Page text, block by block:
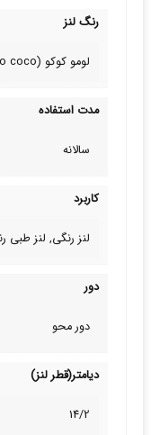
رنگ لنز
لومو کوکو (lumo coco)
مدت استفاده
سالانه
کاربرد
لنز رنگی, لنز طبی‌
دور
دور محو
دیامتر(قطر لنز)
14/2